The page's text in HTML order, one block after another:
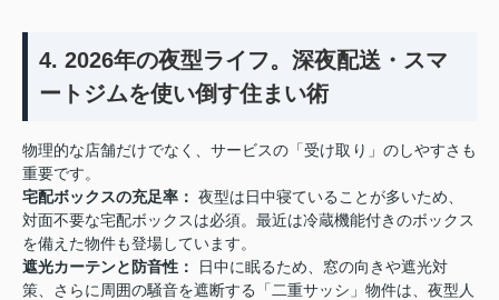
4. 2026年の夜型ライフ。深夜配送・スマ
ートジムを使い倒す住まい術
物理的な店舗だけでなく、サービスの「受け取り」のしやすさも
重要です。
宅配ボックスの充足率： 夜型は日中寝ていることが多いため、
対面不要な宅配ボックスは必須。最近は冷蔵機能付きのボックス
を備えた物件も登場しています。
遮光カーテンと防音性：
日中に眠るため、窓の向きや遮光対
策、さらに周囲の騒音を遮断する「二重サッシ」物件は、夜型人